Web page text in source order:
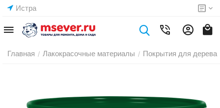
Истра
Главная / Лакокрасочные материалы / Покрытия для дерева